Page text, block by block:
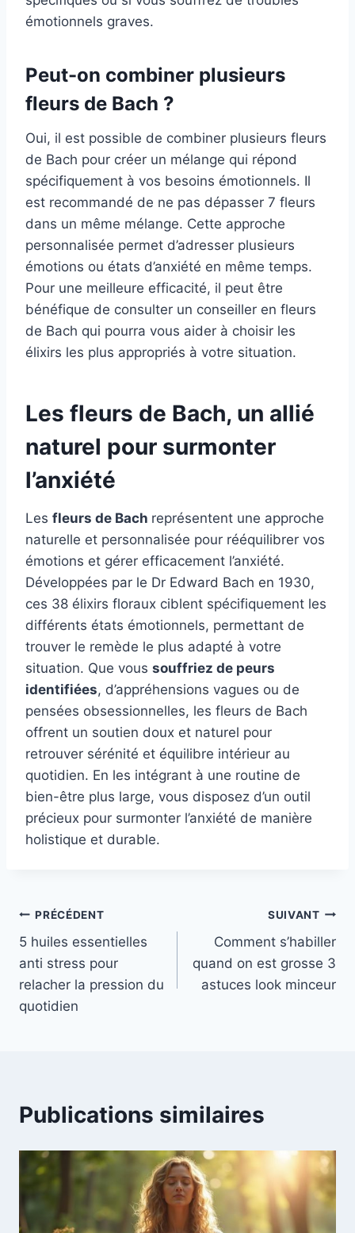
émotionnels graves.
Peut-on combiner plusieurs
fleurs de Bach ?
Oui, il est possible de combiner plusieurs fleurs
de Bach pour créer un mélange qui répond
spécifiquement à vos besoins émotionnels. Il
est recommandé de ne pas dépasser 7 fleurs
dans un même mélange. Cette approche
personnalisée permet d’adresser plusieurs
émotions ou états d’anxiété en même temps.
Pour une meilleure efficacité, il peut être
bénéfique de consulter un conseiller en fleurs
de Bach qui pourra vous aider à choisir les
élixirs les plus appropriés à votre situation.
Les fleurs de Bach, un allié
naturel pour surmonter
l’anxiété
Les fleurs de Bach représentent une approche
naturelle et personnalisée pour rééquilibrer vos
émotions et gérer efficacement l’anxiété.
Développées par le Dr Edward Bach en 1930,
ces 38 élixirs floraux ciblent spécifiquement les
différents états émotionnels, permettant de
trouver le remède le plus adapté à votre
situation. Que vous souffriez de peurs
identifiées, d’appréhensions vagues ou de
pensées obsessionnelles, les fleurs de Bach
offrent un soutien doux et naturel pour
retrouver sérénité et équilibre intérieur au
quotidien. En les intégrant à une routine de
bien-être plus large, vous disposez d’un outil
précieux pour surmonter l’anxiété de manière
holistique et durable.
Navigation
de
l’article
PRÉCÉDENT
5 huiles essentielles
anti stress pour
relacher la pression du
quotidien
SUIVANT
Comment s’habiller
quand on est grosse 3
astuces look minceur
Publications similaires